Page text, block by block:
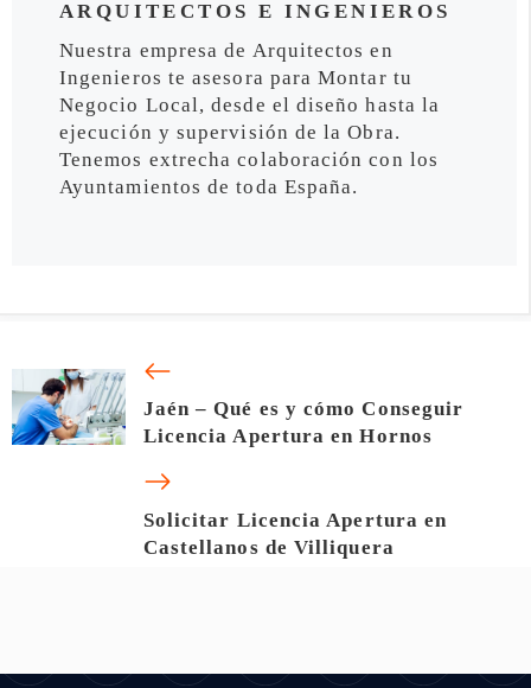
ARQUITECTOS E INGENIEROS
Nuestra empresa de Arquitectos en
Ingenieros te asesora para Montar tu
Negocio Local, desde el diseño hasta la
ejecución y supervisión de la Obra.
Tenemos extrecha colaboración con los
Ayuntamientos de toda España.
Jaén – Qué es y cómo Conseguir
Licencia Apertura en Hornos
Solicitar Licencia Apertura en
Castellanos de Villiquera